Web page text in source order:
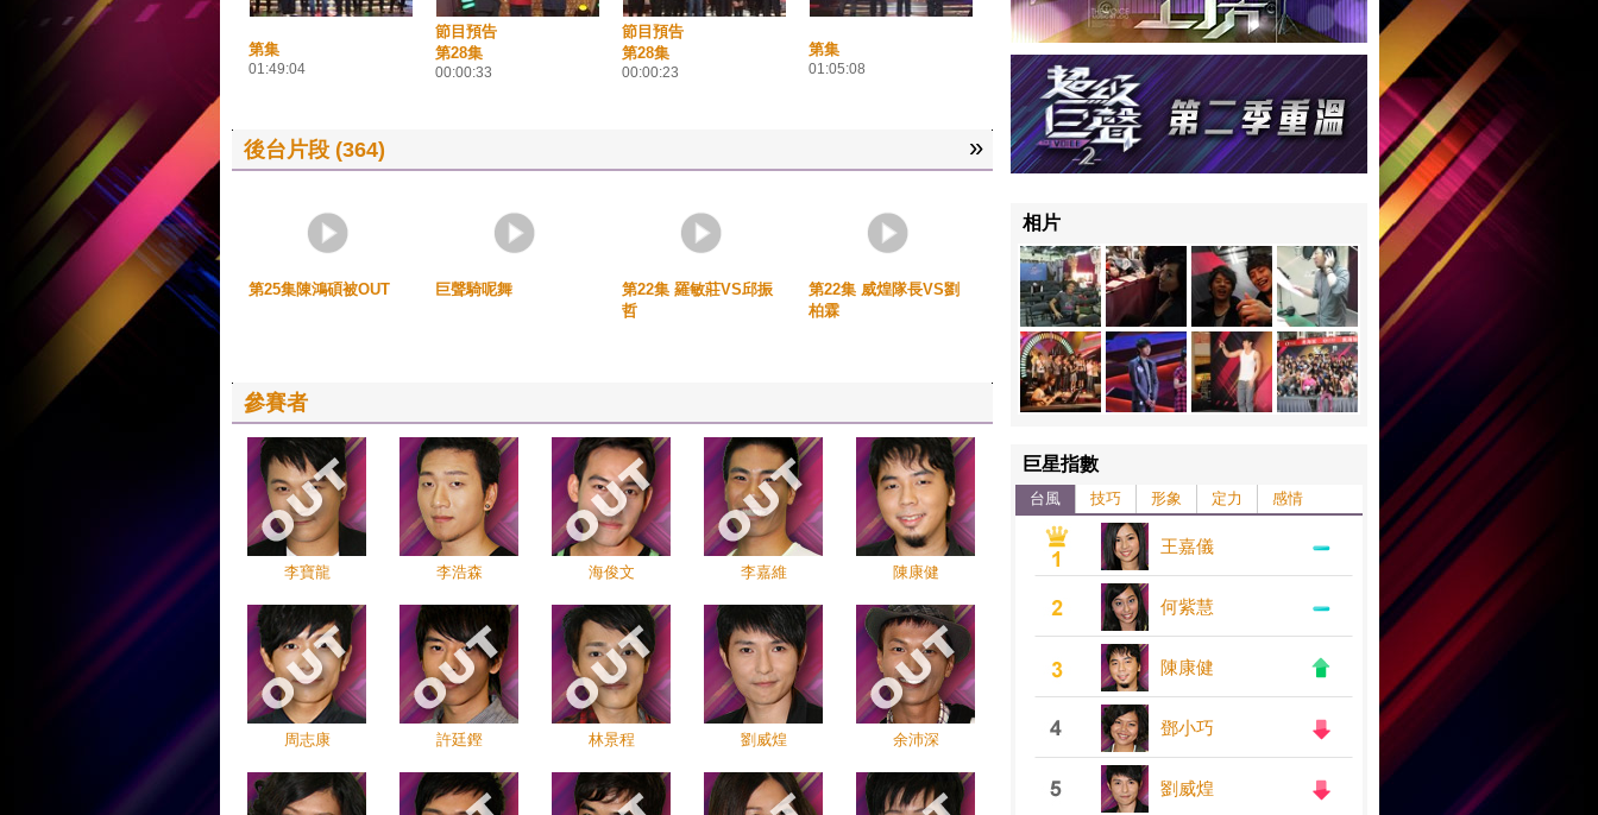
第集
01:49:04
節目預告
第28集
00:00:33
節目預告
第28集
00:00:23
第集
01:05:08
後台片段 (364) »
第25集陳鴻碩被OUT 巨聲騎呢舞
第22集 羅敏莊VS邱振
哲
第22集 威煌隊長VS劉
柏霖
參賽者
李寶龍 李浩森 海俊文 李嘉維 陳康健
周志康 許廷鏗 林景程 劉威煌 余沛深
相片
巨星指數
台風 技巧 形象 定力 感情
王嘉儀
何紫慧
陳康健
鄧小巧
劉威煌